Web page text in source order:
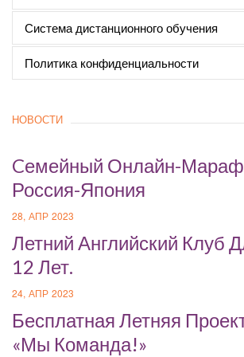
Система дистанционного обучения
Политика конфиденциальности
НОВОСТИ
Cемейный Онлайн-
Россия-Япония
28, АПР 2023
Летний Английский Клуб
12 Лет.
24, АПР 2023
Бесплатная Летняя
«Мы Команда!»